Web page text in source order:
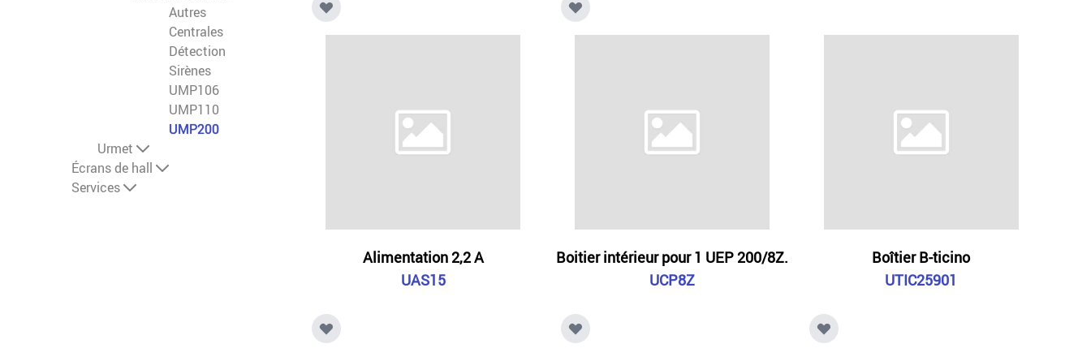
Autres
Centrales
Détection
Sirènes
UMP106
UMP110
UMP200
Urmet
Écrans de hall
Services
Alimentation 2,2 A
UAS15
Boitier intérieur pour 1 UEP 200/8Z.
UCP8Z
Boîtier B-ticino
UTIC25901